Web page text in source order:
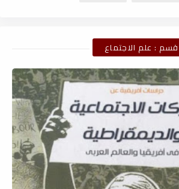
: علم الاجتماع